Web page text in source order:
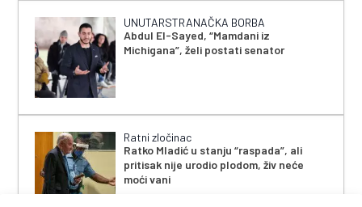
UNUTARSTRANAČKA BORBA
Abdul El-Sayed, “Mamdani iz
Michigana”, želi postati senator
Ratni zločinac
Ratko Mladić u stanju “raspada”, ali
pritisak nije urodio plodom, živ neće
moći vani